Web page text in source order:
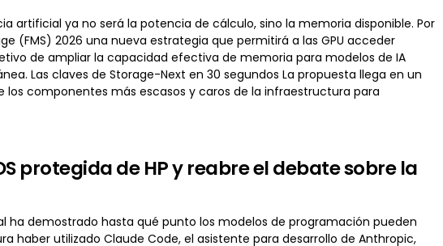
artificial ya no será la potencia de cálculo, sino la memoria disponible. Por
(FMS) 2026 una nueva estrategia que permitirá a las GPU acceder
de ampliar la capacidad efectiva de memoria para modelos de IA
Las claves de Storage-Next en 30 segundos La propuesta llega en un
componentes más escasos y caros de la infraestructura para
protegida de HP y reabre el debate sobre la
ha demostrado hasta qué punto los modelos de programación pueden
haber utilizado Claude Code, el asistente para desarrollo de Anthropic,